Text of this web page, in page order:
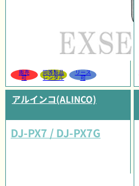
販売
可
同等製品
レンタル
リース
可
アルインコ(ALINCO)
DJ-PX7 / DJ-PX7G